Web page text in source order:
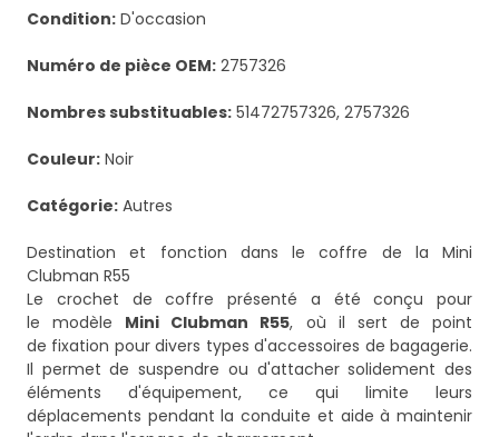
Condition: D'occasion
Numéro de pièce OEM: 2757326
Nombres substituables: 51472757326, 2757326
Couleur: Noir
Catégorie: Autres
Destination et fonction dans le coffre de la Mini
Clubman R55
Le crochet de coffre présenté a été conçu pour
le modèle Mini Clubman R55, où il sert de point
de fixation pour divers types d'accessoires de bagagerie.
Il permet de suspendre ou d'attacher solidement des
éléments d'équipement, ce qui limite leurs
déplacements pendant la conduite et aide à maintenir